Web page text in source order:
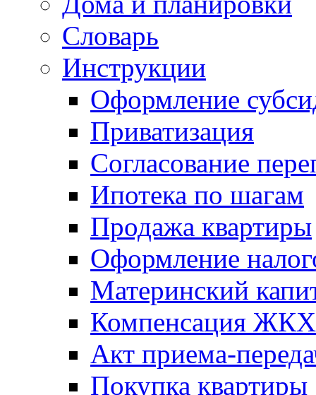
Словарь
Инструкции
Оформление
Приватизация
Согласование
Ипотека по шагам
Продажа квартиры
Оформление
Материнский
Компенсация ЖКХ
Акт приема-
Покупка квартиры